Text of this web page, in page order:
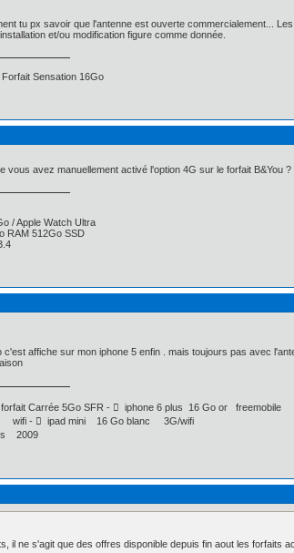
tu px savoir que l'antenne est ouverte commercialement...
et/ou modification figure comme donnée.
Sensation 16Go
vous avez manuellement activé l'option 4G sur le forfait B&You ?
/ Apple Watch Ultra
RAM 512Go SSD
c'est affiche sur mon iphone 5 enfin . mais toujours pas avec
Carrée 5Go SFR -  iphone 6 plus 16 Go or freemobile
-  ipad mini 16 Go blanc 3G/wifi
2009
il ne s'agit que des offres disponible depuis fin aout les forfaits